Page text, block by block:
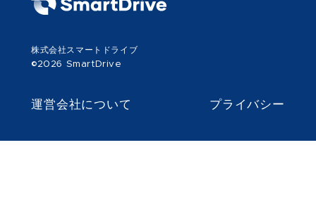
株式会社スマートドライブ
©2026 SmartDrive
運営会社について プライバシー